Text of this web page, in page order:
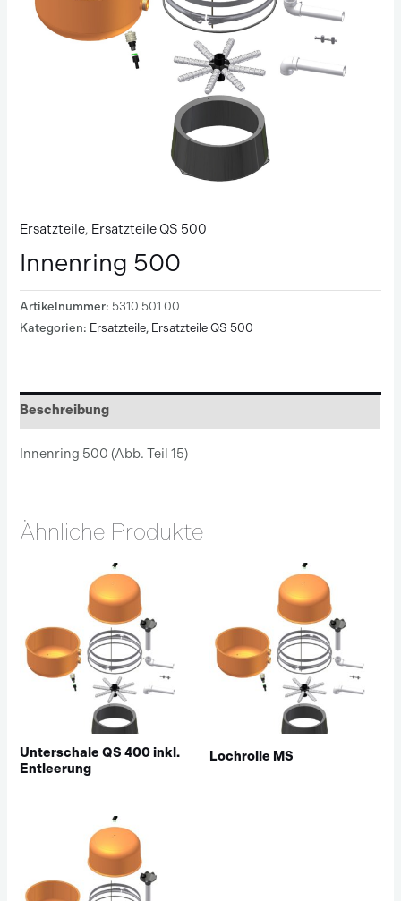
Ersatzteile, Ersatzteile QS 500
Innenring 500
Artikelnummer: 5310 501 00
Kategorien: Ersatzteile, Ersatzteile QS 500
Beschreibung
Innenring 500 (Abb. Teil 15)
Ähnliche Produkte
Unterschale QS 400 inkl.
Entleerung
Lochrolle MS